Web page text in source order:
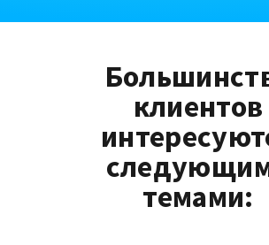
клиентов
темами: